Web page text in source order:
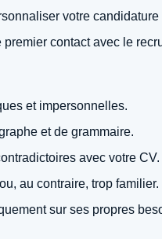
votre
premier contact avec le
et impersonnelles.
et de grammaire.
avec votre CV.
au contraire, trop familier.
sur ses propres